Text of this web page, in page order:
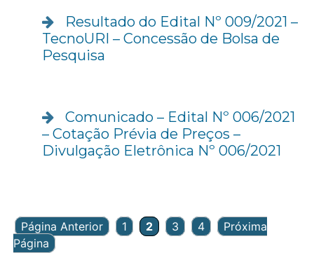
Resultado do Edital Nº 009/2021 –
TecnoURI – Concessão de Bolsa de
Pesquisa
Comunicado – Edital Nº 006/2021
– Cotação Prévia de Preços –
Divulgação Eletrônica Nº 006/2021
Página Anterior 1 2 3 4
Próxima
Página